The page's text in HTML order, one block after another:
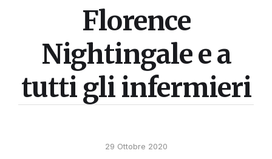
Florence
Nightingale e a
tutti gli infermieri
29 Ottobre 2020